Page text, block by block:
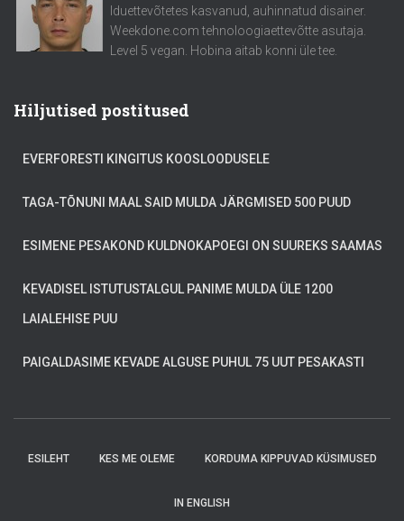
Iduettevõtetes kasvanud, auhinnatud disainer.
Weekdone.com tehnoloogiaettevõtte asutaja.
Level 5 vegan. Hobina aitab konni üle tee.
Hiljutised postitused
EVERFORESTI KINGITUS KOOSLOODUSELE
TAGA-TÕNUNI MAAL SAID MULDA JÄRGMISED 500 PUUD
ESIMENE PESAKOND KULDNOKAPOEGI ON SUUREKS SAAMAS
KEVADISEL ISTUTUSTALGUL PANIME MULDA ÜLE 1200
LAIALEHISE PUU
PAIGALDASIME KEVADE ALGUSE PUHUL 75 UUT PESAKASTI
ESILEHT KES ME OLEME KORDUMA KIPPUVAD KÜSIMUSED
IN ENGLISH